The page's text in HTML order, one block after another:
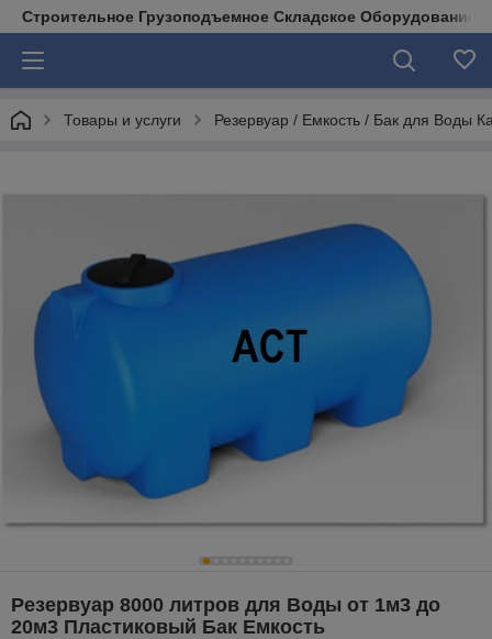
Строительное Грузоподъемное Складское Оборудование
Товары и услуги Резервуар / Емкость / Бак для Воды
Резервуар 8000 литров для Воды от 1м3 до
20м3 Пластиковый Бак Емкость